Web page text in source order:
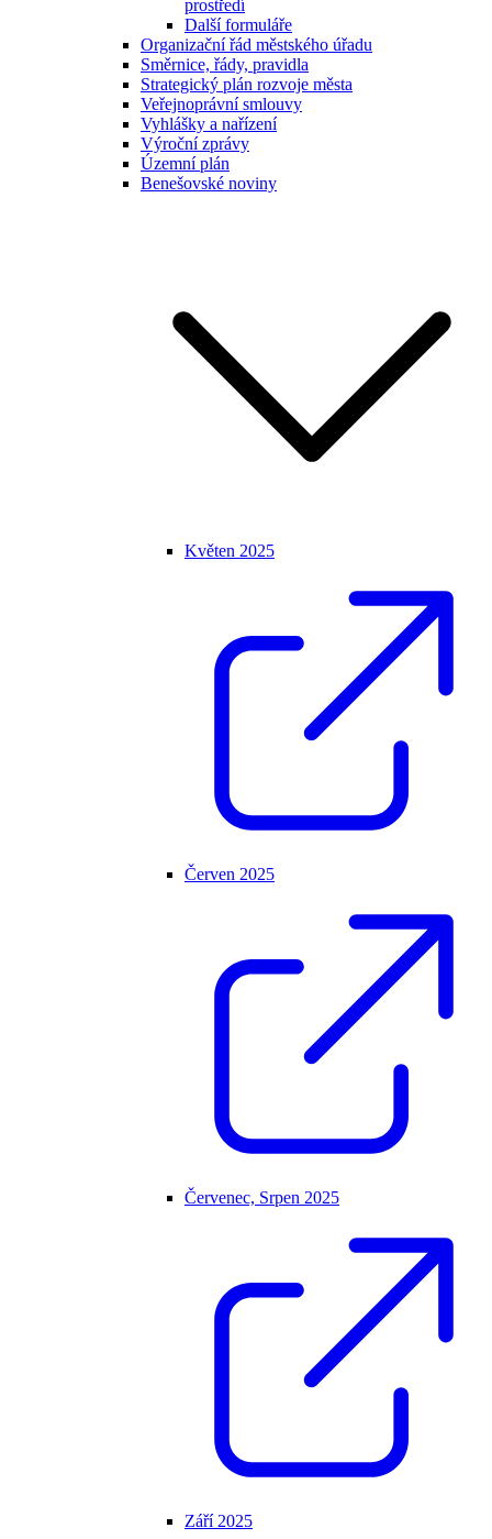
prostředí
Další formuláře
Organizační řád městského úřadu
Směrnice, řády, pravidla
Strategický plán rozvoje města
Veřejnoprávní smlouvy
Vyhlášky a nařízení
Výroční zprávy
Územní plán
Benešovské noviny
Květen 2025
Červen 2025
Červenec, Srpen 2025
Září 2025